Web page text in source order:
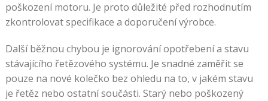
poškození motoru. Je proto důležité před rozhodnutím
zkontrolovat specifikace a doporučení výrobce.
Další běžnou chybou je ignorování opotřebení a stavu
stávajícího řetězového systému. Je snadné zaměřit se
pouze na nové kolečko bez ohledu na to, v jakém stavu
je řetěz nebo ostatní součásti. Starý nebo poškozený